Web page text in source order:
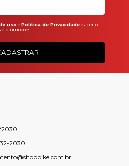
uso ePolitica de Privacidadee aceito
promoções.
2030